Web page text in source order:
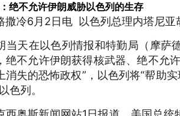
绝不允许伊朗威胁以色列的生存
撒冷6月2日电 以色列总理内塔尼
当天在以色列情报和特勤局（摩萨
绝不允许伊朗获得核武器、绝不允
消失的恐怖政权”，以色列将“帮助
色列。